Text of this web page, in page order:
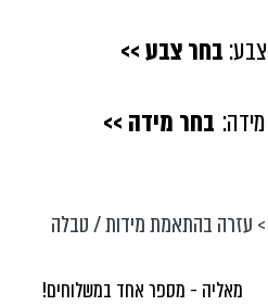
בחר צבע >> צבע:
> עזרה בהתאמת מידות / טבלה
בחר מידה >> מידה:
מאליה - מספר אחד במשלוחים!